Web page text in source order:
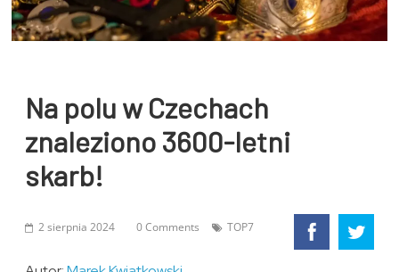
Na polu w Czechach
znaleziono 3600-letni
skarb!
2 sierpnia 2024 0 Comments TOP7